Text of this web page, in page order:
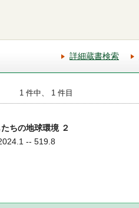
詳細蔵書検索
1 件中、 1 件目
ちの地球環境 ２
-- 519.8